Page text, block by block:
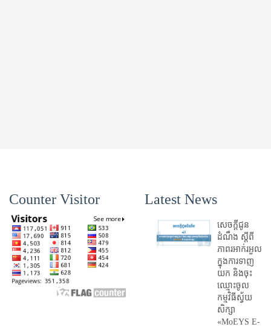
Counter Visitor Latest News
សេចក្តីជូន
ដំណឹង ស្តី​ពី
ភាព​រអាក់រអួល​
ក្នុងការ​ទាញ​
យក និង​ចុះ​
ឈ្មោះ​ចូល​
កម្មវិធី​ស្វ័យ
សិក្សា
«MoEYS E-